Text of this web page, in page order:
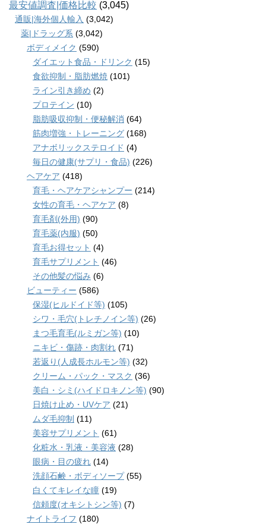
最安値調査|価格比較 (3,045)
通販|海外個人輸入 (3,042)
薬|ドラッグ系 (3,042)
ボディメイク (590)
ダイエット食品・ドリンク (15)
食欲抑制・脂肪燃焼 (101)
ライン引き締め (2)
プロテイン (10)
脂肪吸収抑制・便秘解消 (64)
筋肉増強・トレーニング (168)
アナボリックステロイド (4)
毎日の健康(サプリ・食品) (226)
ヘアケア (418)
育毛・ヘアケアシャンプー (214)
女性の育毛・ヘアケア (8)
育毛剤(外用) (90)
育毛薬(内服) (50)
育毛お得セット (4)
育毛サプリメント (46)
その他髪の悩み (6)
ビューティー (586)
保湿(ヒルドイド等) (105)
シワ・毛穴(トレチノイン等) (26)
まつ毛育毛(ルミガン等) (10)
ニキビ・傷跡・肉割れ (71)
若返り(人成長ホルモン等) (32)
クリーム・パック・マスク (36)
美白・シミ(ハイドロキノン等) (90)
日焼け止め・UVケア (21)
ムダ毛抑制 (11)
美容サプリメント (61)
化粧水・乳液・美容液 (28)
眼病・目の疲れ (14)
洗顔石鹸・ボディソープ(55)
白くてキレイな瞳 (19)
信頼度(オキシトシン等) (7)
ナイトライフ (180)